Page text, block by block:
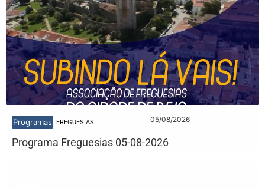
Programas FREGUESIAS 05/08/2026
Programa Freguesias 05-08-2026